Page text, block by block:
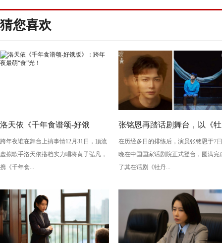
猜您喜欢
洛天依《千年食谱颂-好饿
版》：跨年夜最萌“食”光！
跨年夜谁在舞台上搞事情12月31日，顶流
虚拟歌手洛天依搭档实力唱将黄子弘凡，
携《千年食...
张铭恩再踏话剧舞台，以《牡
丹亭上三生路》续写古典深
情，全新演绎“柳梦梅”至情至
在历经多日的排练后，演员张铭恩于7日
晚在中国国家话剧院正式登台，圆满完
了其在话剧《牡丹...